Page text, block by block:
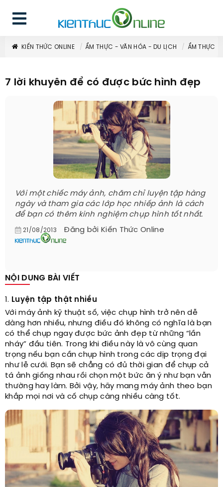
KIẾN THỨC ONLINE ẨM THỰC - VĂN HÓA - DU LỊCH ẨM THỰC
7 lời khuyên để có được bức hình đẹp
Với một chiếc máy ảnh, chăm chỉ luyện tập hàng
ngày và tham gia các lớp học nhiếp ảnh là cách
để bạn có thêm kinh nghiệm chụp hình tốt nhất.
21/08/2013 Đăng bởi Kiến Thức Online
NỘI DUNG BÀI VIẾT
1. Luyện tập thật nhiều
Với máy ảnh kỹ thuật số, việc chụp hình trở nên dễ
dàng hơn nhiều, nhưng điều đó không có nghĩa là bạn
có thể chụp ngay được bức ảnh đẹp từ những “lần
nháy” đầu tiên. Trong khi điều này là vô cùng quan
trọng nếu bạn cần chụp hình trong các dịp trọng đại
như lễ cưới. Bạn sẽ chẳng có đủ thời gian để chụp cả
tá ảnh giống nhau rồi chọn một bức ăn ý như bạn vẫn
thường hay làm. Bởi vậy, hãy mang máy ảnh theo bạn
khắp mọi nơi và cố chụp càng nhiều càng tốt.